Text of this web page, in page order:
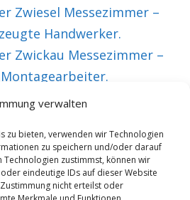
verwalten
zu bieten, verwenden wir Technologien
zu speichern und/oder darauf
Technologien zustimmst, können wir
eindeutige IDs auf dieser Website
nicht erteilst oder
Zwiesel Messezimmer –
Handwerker.
Zwickau Messezimmer –
NÄCHSTER ARTIKEL
Monteurzimmer
Oberrhein
Messezimmer –